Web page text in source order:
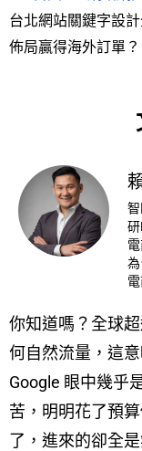
台北網站關鍵字設
佈局贏得海外訂單？
你知道嗎？全球
何自然流量，這
Google 眼中幾乎
苦，明明花了預
了，進來的卻全